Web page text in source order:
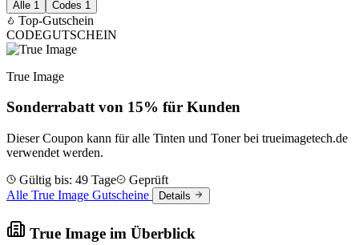
Alle 1 Codes 1
Top-Gutschein
CODEGUTSCHEIN
True Image
Sonderrabatt von 15% für Kunden
Dieser Coupon kann für alle Tinten und Toner bei trueimagetech.de
verwendet werden.
Gültig bis: 49 Tage
Geprüft
Alle True Image Gutscheine
Details
True Image im Überblick